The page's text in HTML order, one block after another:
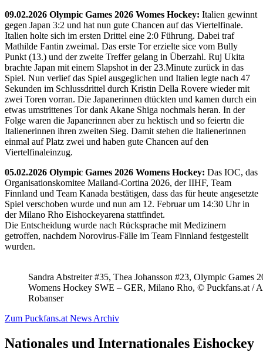
09.02.2026 Olympic Games 2026 Womes Hockey: Italien gewinnt
gegen Japan 3:2 und hat nun gute Chancen auf das Viertelfinale.
Italien holte sich im ersten Drittel eine 2:0 Führung. Dabei traf
Mathilde Fantin zweimal. Das erste Tor erzielte sice vom Bully
Punkt (13.) und der zweite Treffer gelang in Überzahl. Ruj Ukita
brachte Japan mit einem Slapshot in der 23.Minute zurück in das
Spiel. Nun verlief das Spiel ausgeglichen und Italien legte nach 47
Sekunden im Schlussdrittel durch Kristin Della Rovere wieder mit
zwei Toren vorran. Die Japanerinnen dtückten und kamen durch ein
etwas umstrittenes Tor dank Akane Shiga nochmals heran. In der
Folge waren die Japanerinnen aber zu hektisch und so feiertn die
Italienerinnen ihren zweiten Sieg. Damit stehen die Italienerinnen
einmal auf Platz zwei und haben gute Chancen auf den
Viertelfinaleinzug.
05.02.2026 Olympic Games 2026 Womens Hockey: Das IOC, das
Organisationskomitee Mailand-Cortina 2026, der IIHF, Team
Finnland und Team Kanada bestätigen, dass das für heute angesetzte
Spiel verschoben wurde und nun am 12. Februar um 14:30 Uhr in
der Milano Rho Eishockeyarena stattfindet.
Die Entscheidung wurde nach Rücksprache mit Medizinern
getroffen, nachdem Norovirus-Fälle im Team Finnland festgestellt
wurden.
Sandra Abstreiter #35, Thea Johansson #23, Olympic Games
Womens Hockey SWE – GER, Milano Rho, © Puckfans.at /
Robanser
Zum Puckfans.at News Archiv
Nationales und Internationales Eishockey